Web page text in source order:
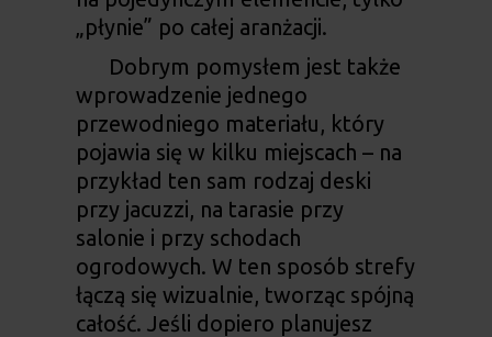
„płynie” po całej aranżacji.
Dobrym pomysłem jest także
wprowadzenie jednego
przewodniego materiału, który
pojawia się w kilku miejscach – na
przykład ten sam rodzaj deski
przy jacuzzi, na tarasie przy
salonie i przy schodach
ogrodowych. W ten sposób strefy
łączą się wizualnie, tworząc spójną
całość. Jeśli dopiero planujesz